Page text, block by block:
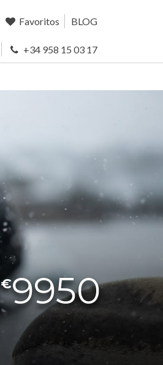
Favoritos BLOG
+34 958 15 03 17
€9950